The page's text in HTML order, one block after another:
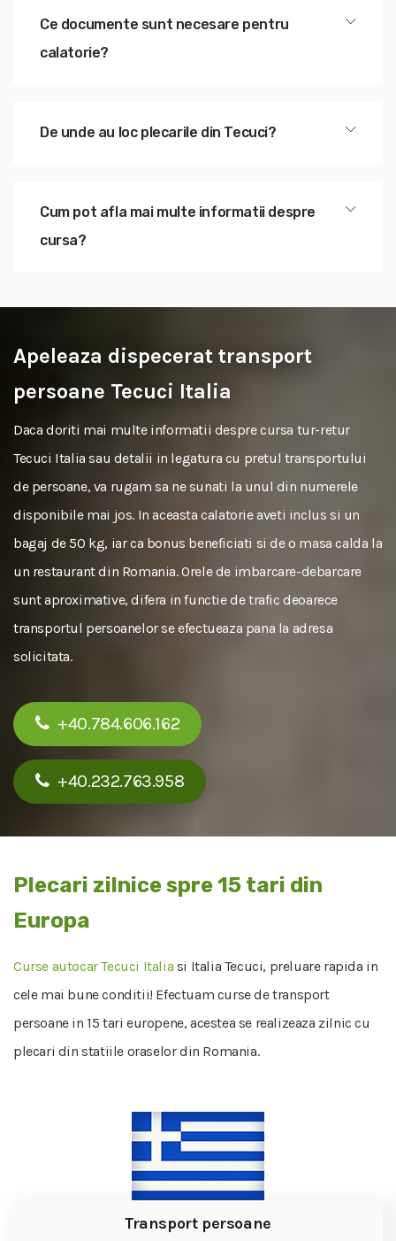
Ce documente sunt necesare pentru
calatorie?
De unde au loc plecarile din Tecuci?
Cum pot afla mai multe informatii despre
cursa?
Apeleaza dispecerat transport
persoane Tecuci Italia
Daca doriti mai multe informatii despre cursa tur-retur
Tecuci Italia sau detalii in legatura cu pretul transportului
de persoane, va rugam sa ne sunati la unul din numerele
disponibile mai jos. In aceasta calatorie aveti inclus si un
bagaj de 50 kg, iar ca bonus beneficiati si de o masa calda la
un restaurant din Romania. Orele de imbarcare-debarcare
sunt aproximative, difera in functie de trafic deoarece
transportul persoanelor se efectueaza pana la adresa
solicitata.
+40.784.606.162
+40.232.763.958
Plecari zilnice spre 15 tari din
Europa
Curse autocar Tecuci Italia si Italia Tecuci, preluare rapida in
cele mai bune conditii! Efectuam curse de transport
persoane in 15 tari europene, acestea se realizeaza zilnic cu
plecari din statiile oraselor din Romania.
Transport persoane